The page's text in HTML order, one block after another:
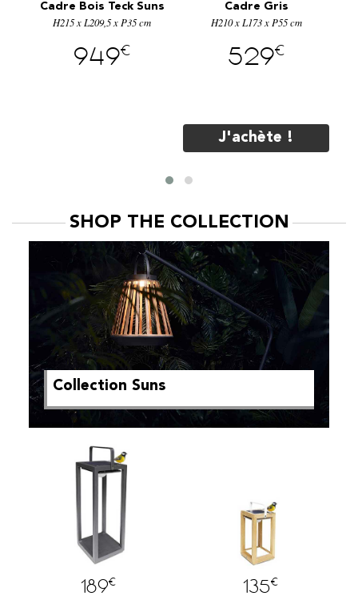
Cadre Bois Teck Suns
Jane Blanc
H215 x L209,5 x P35 cm
949€
Cadre Gris
H210 x L173 x P55 cm
529€
J'achète !
SHOP THE COLLECTION
Collection Suns
189€ 135€